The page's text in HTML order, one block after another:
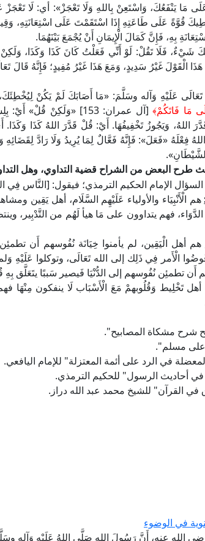
مَا يَنْفَعُكَ، وَاسْتَعِنْ بِاللهِ وَلَا تَعْجَزْ»: أي: لَا تَعْجَزْ
قُوَّةً عَلَى طَاعَتِهِ إِذَا اسْتَقَمْتَ عَلَى اسْتِعَانَتِهِ،
بِهِ، فَإِنَّ كَمَالَ الْإِيمَانِ أَنْ يُجْمَعَ بَيْنَهُمَا.
شَيْءٌ، فَلَا تَقُلْ: لَوْ أَنِّي فَعَلْتُ كَانَ كَذَا وَكَذَا،
الْقَوْلَ غَيْرُ سَدِيدٍ، وَمَعَ هَذَا غَيْرُ مُفِيدٍ؛ فَإِنَّهُ قَالَ
عَلَيْهِ وَآله وسَلَّمَ: «مَا أَصَابَكَ لَمْ يَكُنْ
مَا فَاتَكُمْ﴾
[آل عمران: 153] «وَلَكِنْ
اللهُ، وَيَجُوزُ تَخْفِيفُهَا. أَيْ: قُلْ قَدَّرَ اللهُ كَذَا
فِعْلَهُ «فَعَلَ»: فَإِنَّهُ فَعَّالٌ لِمَا يُرِيدُ وَلَا رَادَّ
طرح البعض من الشراح قضية التداوي، وهل
الإمام الحكيم الترمذي؛ فيقول: [النَّاس فِي
هم الْأَنْبِيَاء والأولياء عَلَيْهِم السَّلَام، أهل يَقِين
فهم يتداوون على مَا هيأ لَهُم من التَّدْبِير،
هم أهل الْيَقِين، لم يأمنوا خِيَانَة نُفُوسهم أَن
الْأَمر فِي ذَلِك إلى الله تَعَالَى، وتوكلوا عَلَيْهِ
أَن تطمئِن نُفُوسهم إلى الدُّنْيَا فَيصير سَببًا يتَعَلَّق بِهِ
أهل تَخْلِيط وَقُلُوبهمْ مَعَ الْأَسْبَاب لَا ينفكون مِنْهَا
شرح مشكاة المصابيح".
مسلم".
في الرد على أئمة المعتزلة" للإمام اليافعي.
في أحاديث الرسول" للحكيم الترمذي.
في القرآن" للشيخ محمد عبد الله دراز.
في الوضوء
الله عنه، أَنَّ رَسُولَ اللهِ صَلَّى اللهُ عَلَيْهِ وَآله